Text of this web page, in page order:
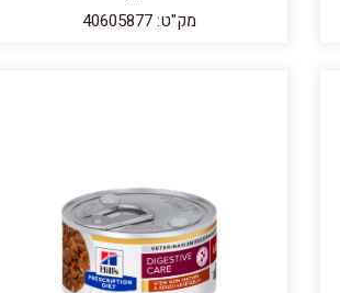
מק"ט: 40605877